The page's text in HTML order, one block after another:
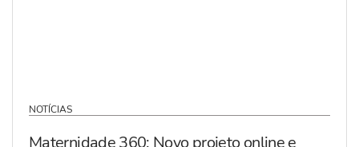
NOTÍCIAS